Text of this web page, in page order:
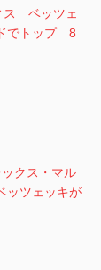
ス ベッツェ
でトップ 8
クス・マル
ツェッキが